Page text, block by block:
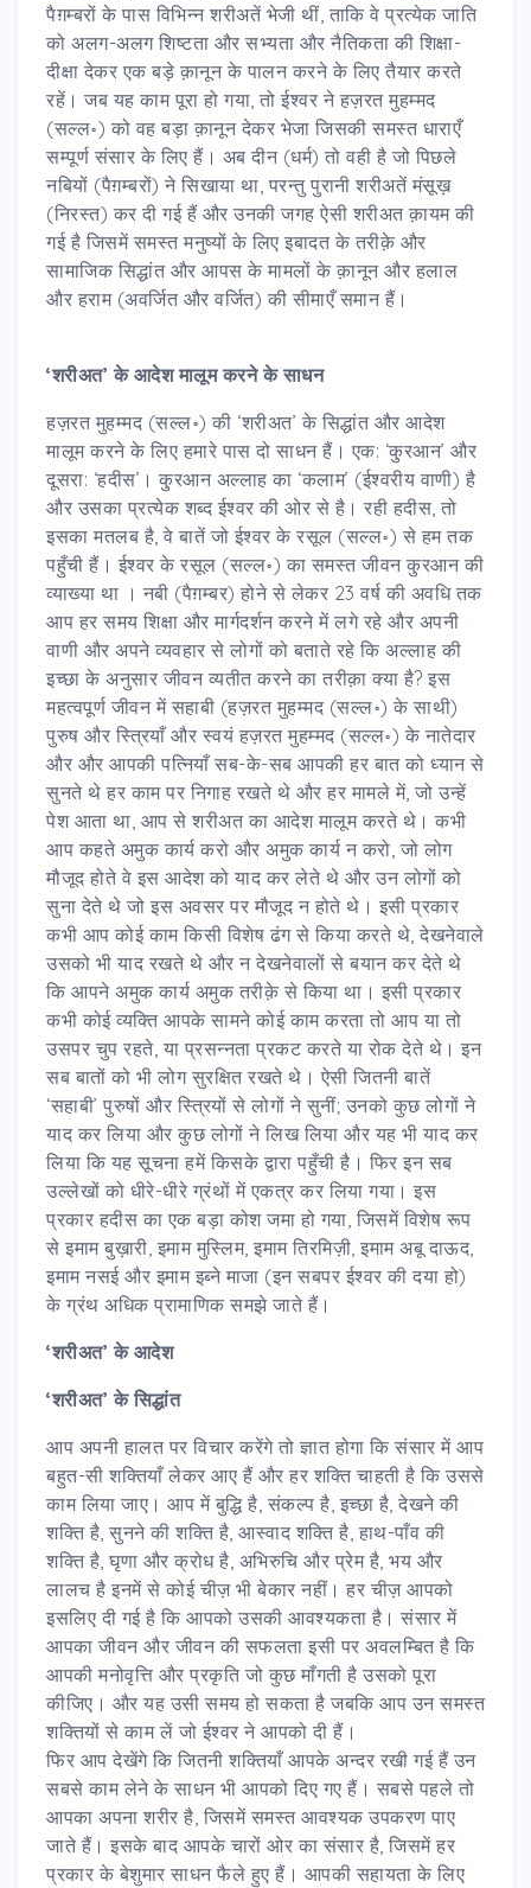
पैग़म्बरों के पास विभिन्न शरीअतें भेजी थीं, ताकि वे प्रत्येक जाति
को अलग-अलग शिष्टता और सभ्यता और नैतिकता की शिक्षा-
दीक्षा देकर एक बड़े क़ानून के पालन करने के लिए तैयार करते
रहें। जब यह काम पूरा हो गया, तो ईश्वर ने हज़रत मुहम्मद
(सल्ल॰) को वह बड़ा क़ानून देकर भेजा जिसकी समस्त धाराएँ
सम्पूर्ण संसार के लिए हैं। अब दीन (धर्म) तो वही है जो पिछले
नबियों (पैग़म्बरों) ने सिखाया था, परन्तु पुरानी शरीअतें मंसूख़
(निरस्त) कर दी गई हैं और उनकी जगह ऐसी शरीअत क़ायम की
गई है जिसमें समस्त मनुष्यों के लिए इबादत के तरीक़े और
सामाजिक सिद्धांत और आपस के मामलों के क़ानून और हलाल
और हराम (अवर्जित और वर्जित) की सीमाएँ समान हैं।
‘शरीअत’ के आदेश मालूम करने के साधन
हज़रत मुहम्मद (सल्ल॰) की ‘शरीअत’ के सिद्धांत और आदेश
मालूम करने के लिए हमारे पास दो साधन हैं। एक: ‘कु़रआन’ और
दूसरा: ‘हदीस’। कु़रआन अल्लाह का ‘कलाम’ (ईश्वरीय वाणी) है
और उसका प्रत्येक शब्द ईश्वर की ओर से है। रही हदीस, तो
इसका मतलब है, वे बातें जो ईश्वर के रसूल (सल्ल॰) से हम तक
पहुँची हैं। ईश्वर के रसूल (सल्ल॰) का समस्त जीवन कु़रआन की
व्याख्या था । नबी (पैग़म्बर) होने से लेकर 23 वर्ष की अवधि तक
आप हर समय शिक्षा और मार्गदर्शन करने में लगे रहे और अपनी
वाणी और अपने व्यवहार से लोगों को बताते रहे कि अल्लाह की
इच्छा के अनुसार जीवन व्यतीत करने का तरीक़ा क्या है? इस
महत्वपूर्ण जीवन में सहाबी (हज़रत मुहम्मद (सल्ल॰) के साथी)
पुरुष और स्त्रियाँ और स्वयं हज़रत मुहम्मद (सल्ल॰) के नातेदार
और और आपकी पत्नियाँ सब-के-सब आपकी हर बात को ध्यान से
सुनते थे हर काम पर निगाह रखते थे और हर मामले में, जो उन्हें
पेश आता था, आप से शरीअत का आदेश मालूम करते थे। कभी
आप कहते अमुक कार्य करो और अमुक कार्य न करो, जो लोग
मौजूद होते वे इस आदेश को याद कर लेते थे और उन लोगों को
सुना देते थे जो इस अवसर पर मौजूद न होते थे। इसी प्रकार
कभी आप कोई काम किसी विशेष ढंग से किया करते थे, देखनेवाले
उसको भी याद रखते थे और न देखनेवालों से बयान कर देते थे
कि आपने अमुक कार्य अमुक तरीक़े से किया था। इसी प्रकार
कभी कोई व्यक्ति आपके सामने कोई काम करता तो आप या तो
उसपर चुप रहते, या प्रसन्नता प्रकट करते या रोक देते थे। इन
सब बातों को भी लोग सुरक्षित रखते थे। ऐसी जितनी बातें
‘सहाबी’ पुरुषों और स्त्रियों से लोगों ने सुनीं; उनको कुछ लोगों ने
याद कर लिया और कुछ लोगों ने लिख लिया और यह भी याद कर
लिया कि यह सूचना हमें किसके द्वारा पहुँची है। फिर इन सब
उल्लेखों को धीरे-धीरे ग्रंथों में एकत्र कर लिया गया। इस
प्रकार हदीस का एक बड़ा कोश जमा हो गया, जिसमें विशेष रूप
से इमाम बुख़ारी, इमाम मुस्लिम, इमाम तिरमिज़ी, इमाम अबू दाऊद,
इमाम नसई और इमाम इब्ने माजा (इन सबपर ईश्वर की दया हो)
के ग्रंथ अधिक प्रामाणिक समझे जाते हैं।
‘शरीअत’के आदेश
‘शरीअत’के सिद्धांत
आप अपनी हालत पर विचार करेंगे तो ज्ञात होगा कि संसार में आप
बहुत-सी शक्तियाँ लेकर आए हैं और हर शक्ति चाहती है कि उससे
काम लिया जाए। आप में बुद्धि है, संकल्प है, इच्छा है, देखने की
शक्ति है, सुनने की शक्ति है, आस्वाद शक्ति है, हाथ-पाँव की
शक्ति है, घृणा और क्रोध है, अभिरुचि और प्रेम है, भय और
लालच है इनमें से कोई चीज़ भी बेकार नहीं। हर चीज़ आपको
इसलिए दी गई है कि आपको उसकी आवश्यकता है। संसार में
आपका जीवन और जीवन की सफलता इसी पर अवलम्बित है कि
आपकी मनोवृत्ति और प्रकृति जो कुछ माँगती है उसको पूरा
कीजिए। और यह उसी समय हो सकता है जबकि आप उन समस्त
शक्तियों से काम लें जो ईश्वर ने आपको दी हैं।
फिर आप देखेंगे कि जितनी शक्तियाँ आपके अन्दर रखी गई हैं उन
सबसे काम लेने के साधन भी आपको दिए गए हैं। सबसे पहले तो
आपका अपना शरीर है, जिसमें समस्त आवश्यक उपकरण पाए
जाते हैं। इसके बाद आपके चारों ओर का संसार है, जिसमें हर
प्रकार के बेशुमार साधन फैले हुए हैं। आपकी सहायता के लिए